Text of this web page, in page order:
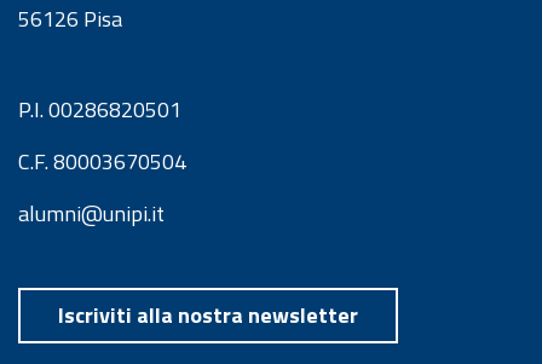
56126 Pisa
P.I. 00286820501
C.F. 80003670504
alumni@unipi.it
Iscriviti alla nostra newsletter